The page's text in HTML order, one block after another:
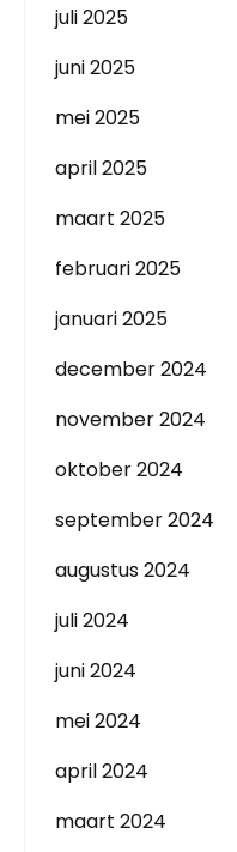
juli 2025
juni 2025
mei 2025
april 2025
maart 2025
februari 2025
januari 2025
december 2024
november 2024
oktober 2024
september 2024
augustus 2024
juli 2024
juni 2024
mei 2024
april 2024
maart 2024